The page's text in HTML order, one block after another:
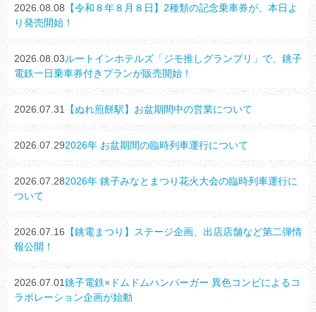
2026.08.08 【令和８年８月８日】2種類の記念乗車券が、本日よ
り発売開始！
2026.08.03ルートインホテルズ「ジモ推しグランプリ」で、銚子
電鉄一日乗車券付きプランが販売開始！
2026.07.31 【ぬれ煎餅駅】お盆期間中の営業について
2026.07.292026年 お盆期間の臨時列車運行について
2026.07.282026年 銚子みなとまつり花火大会の臨時列車運行に
ついて
2026.07.16 【銚電まつり】ステージ企画、出店店舗など第二弾情
報公開！
2026.07.01銚子電鉄×ドムドムハンバーガー 異色コンビによるコ
ラボレーション企画が始動